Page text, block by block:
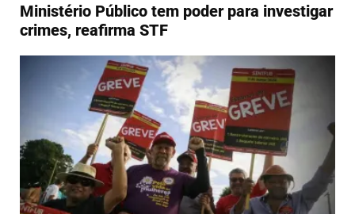
Ministério Público tem poder para investigar
crimes, reafirma STF